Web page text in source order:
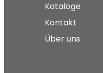
Kataloge
Kontakt
Über uns